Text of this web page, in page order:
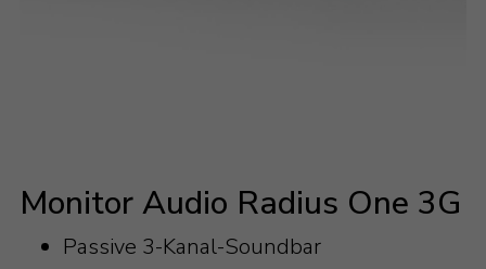
Monitor Audio Radius One 3G
Passive 3-Kanal-Soundbar